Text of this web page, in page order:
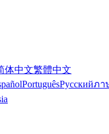
体中文繁體中文
PortuguêsРусскийภา